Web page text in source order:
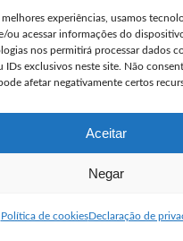
melhores experiências, usamos
ou acessar informações do
nos permitirá processar dados
IDs exclusivos neste site. Não
afetar negativamente certos
Aceitar
Negar
Política de cookiesDeclaração de